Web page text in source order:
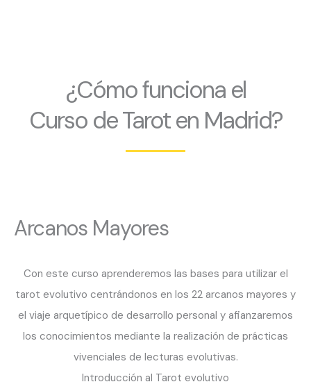
¿Cómo funciona el
Curso de Tarot en Madrid?
Arcanos Mayores
Con este curso aprenderemos las bases para utilizar el
tarot evolutivo centrándonos en los 22 arcanos mayores y
el viaje arquetípico de desarrollo personal y afianzaremos
los conocimientos mediante la realización de prácticas
vivenciales de lecturas evolutivas.
Introducción al Tarot evolutivo